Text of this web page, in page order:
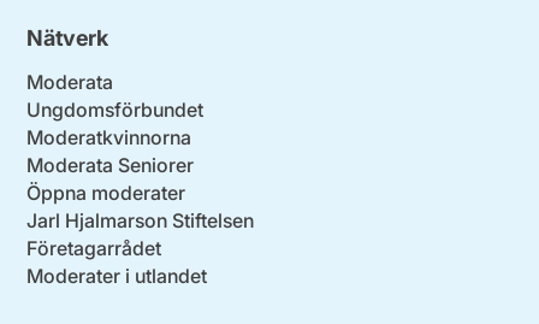
Nätverk
Moderata
Ungdomsförbundet
Moderatkvinnorna
Moderata Seniorer
Öppna moderater
Jarl Hjalmarson Stiftelsen
Företagarrådet
Moderater i utlandet